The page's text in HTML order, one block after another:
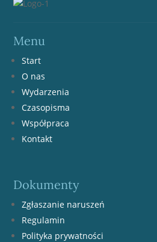
Menu
Start
O nas
Wydarzenia
Czasopisma
Współpraca
Kontakt
Dokumenty
Zgłaszanie naruszeń
Regulamin
Polityka prywatności